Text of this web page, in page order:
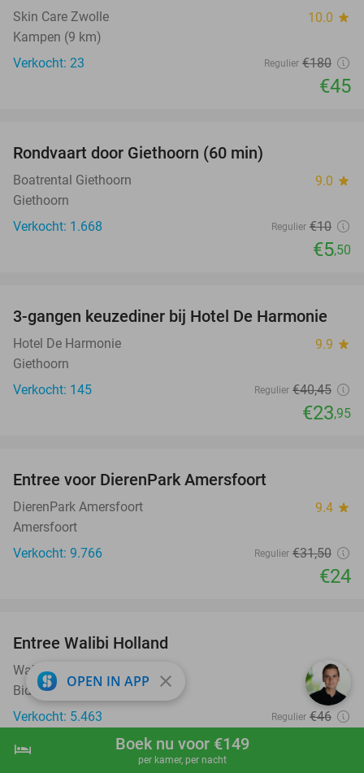
shopping_cart Boek nu
hotel Boek nu voor €149
per kamer, per nacht
Skin Care Zwolle 10.0 star
Kampen (9 km)
Verkocht: 23
Regulier €180
€45
Rondvaart door Giethoorn (60 min)
Boatrental Giethoorn 9.0 star
Giethoorn
Verkocht: 1.668
Regulier €10
€5,50
41%
3-gangen keuzediner bij Hotel De Harmonie
Hotel De Harmonie 9.9 star
Giethoorn
Verkocht: 145
Regulier €40,45
€23,95
Entree voor DierenPark Amersfoort
DierenPark Amersfoort 9.4 star
Amersfoort
Verkocht: 9.766
Regulier €31,50
€24
Entree Walibi Holland
Walibi Holland 9.3star
Biddinghuizen
Verkocht: 5.463
Regulier €46
OPEN IN APP close